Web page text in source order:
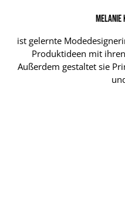
Melanie
ist gelernte
Produktideen mit
Außerdem gestaltet sie